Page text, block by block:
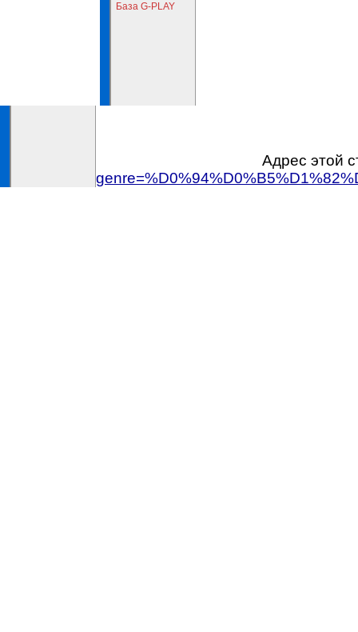
База G-PLAY
Адрес этой